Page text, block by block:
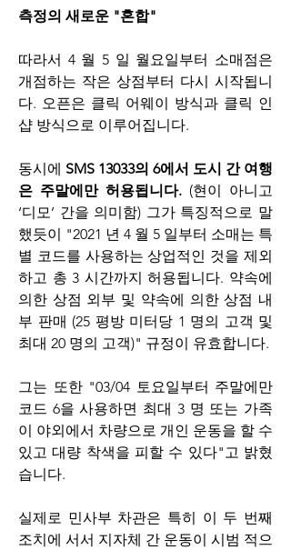
측정의 새로운 "혼합"
따라서 4 월 5 일 월요일부터 소매점은
개점하는 작은 상점부터 다시 시작됩니
다. 오픈은 클릭 어웨이 방식과 클릭 인
샵 방식으로 이루어집니다.
동시에 SMS 13033의 6에서 도시 간 여행
은 주말에만 허용됩니다. (현이 아니고
‘디모’ 간을 의미함) 그가 특징적으로 말
했듯이 "2021 년 4 월 5 일부터 소매는 특
별 코드를 사용하는 상업적인 것을 제외
하고 총 3 시간까지 허용됩니다. 약속에
의한 상점 외부 및 약속에 의한 상점 내
부 판매 (25 평방 미터당 1 명의 고객 및
최대 20 명의 고객)" 규정이 유효합니다.
그는 또한 "03/04 토요일부터 주말에만
코드 6을 사용하면 최대 3 명 또는 가족
이 야외에서 차량으로 개인 운동을 할 수
있고 대량 착색을 피할 수 있다"고 밝혔
습니다.
실제로 민사부 차관은 특히 이 두 번째
조치에 서서 지자체 간 운동이 시범 적으